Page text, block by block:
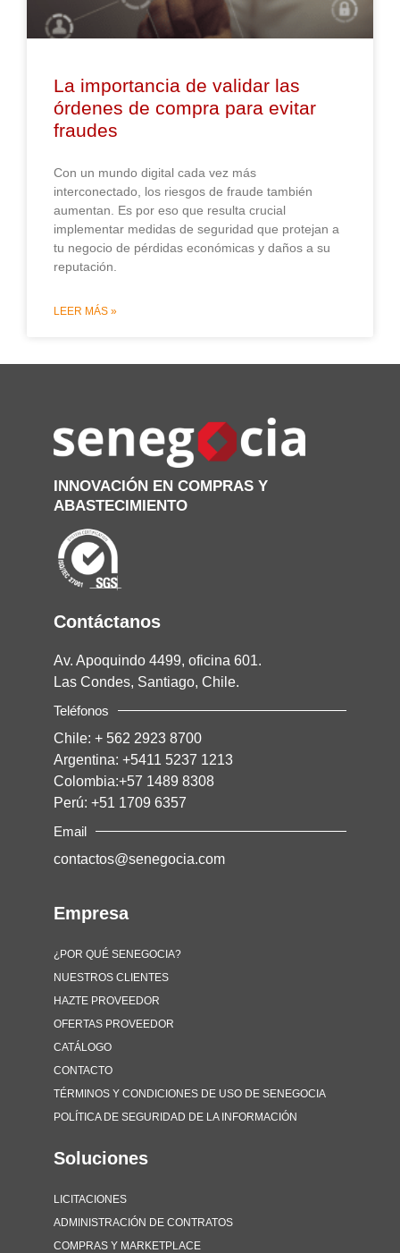
La importancia de validar las
órdenes de compra para evitar
fraudes
Con un mundo digital cada vez más
interconectado, los riesgos de fraude también
aumentan. Es por eso que resulta crucial
implementar medidas de seguridad que protejan a
tu negocio de pérdidas económicas y daños a su
reputación. ️
LEER MÁS »
INNOVACIÓN EN COMPRAS Y
ABASTECIMIENTO
Contáctanos
Av. Apoquindo 4499, oficina 601.
Las Condes, Santiago, Chile.
Teléfonos
Chile: + 562 2923 8700
Argentina: +5411 5237 1213
Colombia:+57 1489 8308
Perú: +51 1709 6357
Email
contactos@senegocia.com
Empresa
¿POR QUÉ SENEGOCIA?
NUESTROS CLIENTES
HAZTE PROVEEDOR
OFERTAS PROVEEDOR
CATÁLOGO
CONTACTO
TÉRMINOS Y CONDICIONES DE USO DE SENEGOCIA
POLÍTICA DE SEGURIDAD DE LA INFORMACIÓN
Soluciones
LICITACIONES
ADMINISTRACIÓN DE CONTRATOS
COMPRAS Y MARKETPLACE